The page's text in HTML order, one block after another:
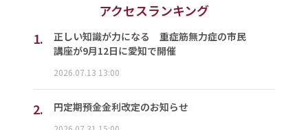
アクセスランキング
1.
正しい知識が力になる 重症筋無力症の市民
講座が9月12日に愛知で開催
2026.07.13 13:00
2. 円定期預金金利改定のお知らせ